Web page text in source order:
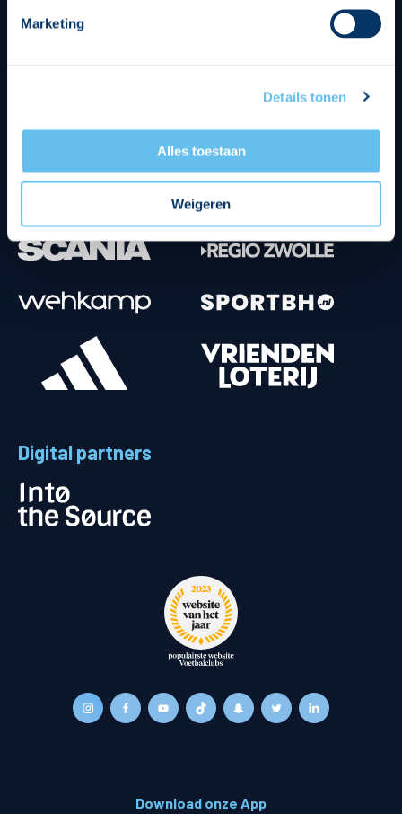
Marketing
Details tonen
Alles toestaan
Weigeren
Digital partners
Download onze App